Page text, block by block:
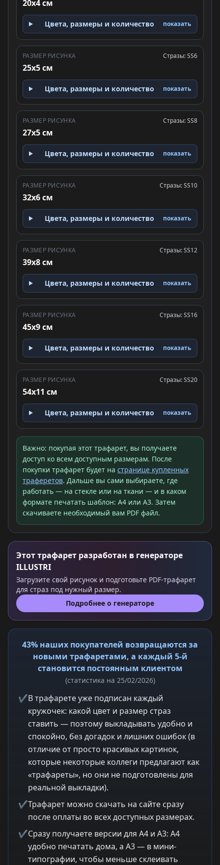
20x4 см
Цвета, размеры и количество показать
РАЗМЕР РИСУНКА
25x5 см
Стразы: SS6
Цвета, размеры и количество показать
РАЗМЕР РИСУНКА
27x5 см
Стразы: SS8
Цвета, размеры и количество показать
РАЗМЕР РИСУНКА
32x6 см
Стразы: SS10
Цвета, размеры и количество показать
РАЗМЕР РИСУНКА
39x8 см
Стразы: SS12
Цвета, размеры и количество показать
РАЗМЕР РИСУНКА
45x9 см
Стразы: SS16
Цвета, размеры и количество показать
РАЗМЕР РИСУНКА
54x11 см
Стразы: SS20
Цвета, размеры и количество показать
Важно: покупая этот трафарет, вы получаете
доступ ко всем доступным размерам. После
покупки трафарет будет на странице купленных
траферетов. Дальше вы сами выбираете, где
работать — на стекле или на ткани — и в каком
формате печатать шаблон: A4 или A3. Затем
скачиваете необходимый вам PDF файл.
Этот трафарет разработан в генераторе
ILLUSTRI
Загрузите свой рисунок и подготовьте PDF-трафарет
для страз под нужный размер.
Подробнее о генераторе
43% наших покупателей возвращаются за
новыми трафаретами, а каждый 5-й
становится постоянным клиентом
(статистика на 25/02/2026)
✔В трафарете уже подписан каждый
кружочек: какой цвет и размер страз
ставить — поэтому выкладывать удобно и
спокойно, без догадок и лишних ошибок (в
отличие от просто красивых картинок,
которые некоторые коллеги предлагают как
«трафареты», но они не подготовлены для
реальной выкладки).
✔Трафарет можно скачать на сайте сразу
после оплаты во всех доступных размерах.
✔Сразу получаете версии для A4 и A3: A4
удобно печатать дома, а A3 — в мини-
типографии, чтобы меньше склеивать